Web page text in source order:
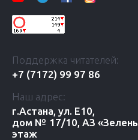
Поддержка читателей:
+7 (7172) 99 97 86
Наш адрес:
г.Астана, ул. Е10,
дом № 17/10, АЗ
этаж